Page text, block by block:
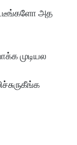
அத
முடியல